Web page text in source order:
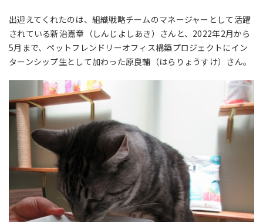
出迎えてくれたのは、組織戦略チームのマネージャーとして活躍
されている新治嘉章（しんじよしあき）さんと、2022年2月から
5月まで、ペットフレンドリーオフィス構築プロジェクトにイン
ターンシップ生として加わった原良輔（はらりょうすけ）さん。